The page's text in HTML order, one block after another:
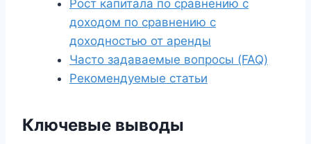
Рост капитала по сравнению с
доходом по сравнению с
доходностью от аренды
Часто задаваемые вопросы (FAQ)
Рекомендуемые статьи
Ключевые выводы